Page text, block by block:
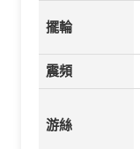
擺輪
震頻
游絲